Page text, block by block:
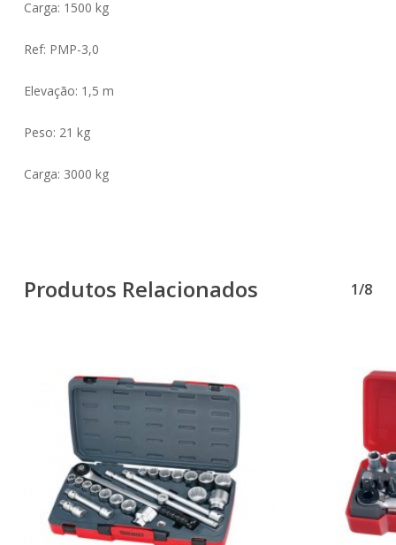
Carga: 1500 kg
Ref: PMP-3,0
Elevação: 1,5 m
Peso: 21 kg
Carga: 3000 kg
Produtos Relacionados 1/8